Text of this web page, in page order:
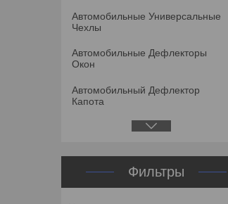
Автомобильные Универсальные
Чехлы
Автомобильные Дефлекторы
Окон
Автомобильный Дефлектор
Капота
Фильтры